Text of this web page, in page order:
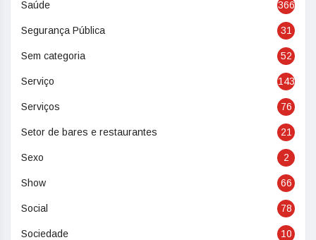
Saúde 366
Segurança Pública 31
Sem categoria 52
Serviço 143
Serviços 76
Setor de bares e restaurantes 21
Sexo 2
Show 66
Social 78
Sociedade 10